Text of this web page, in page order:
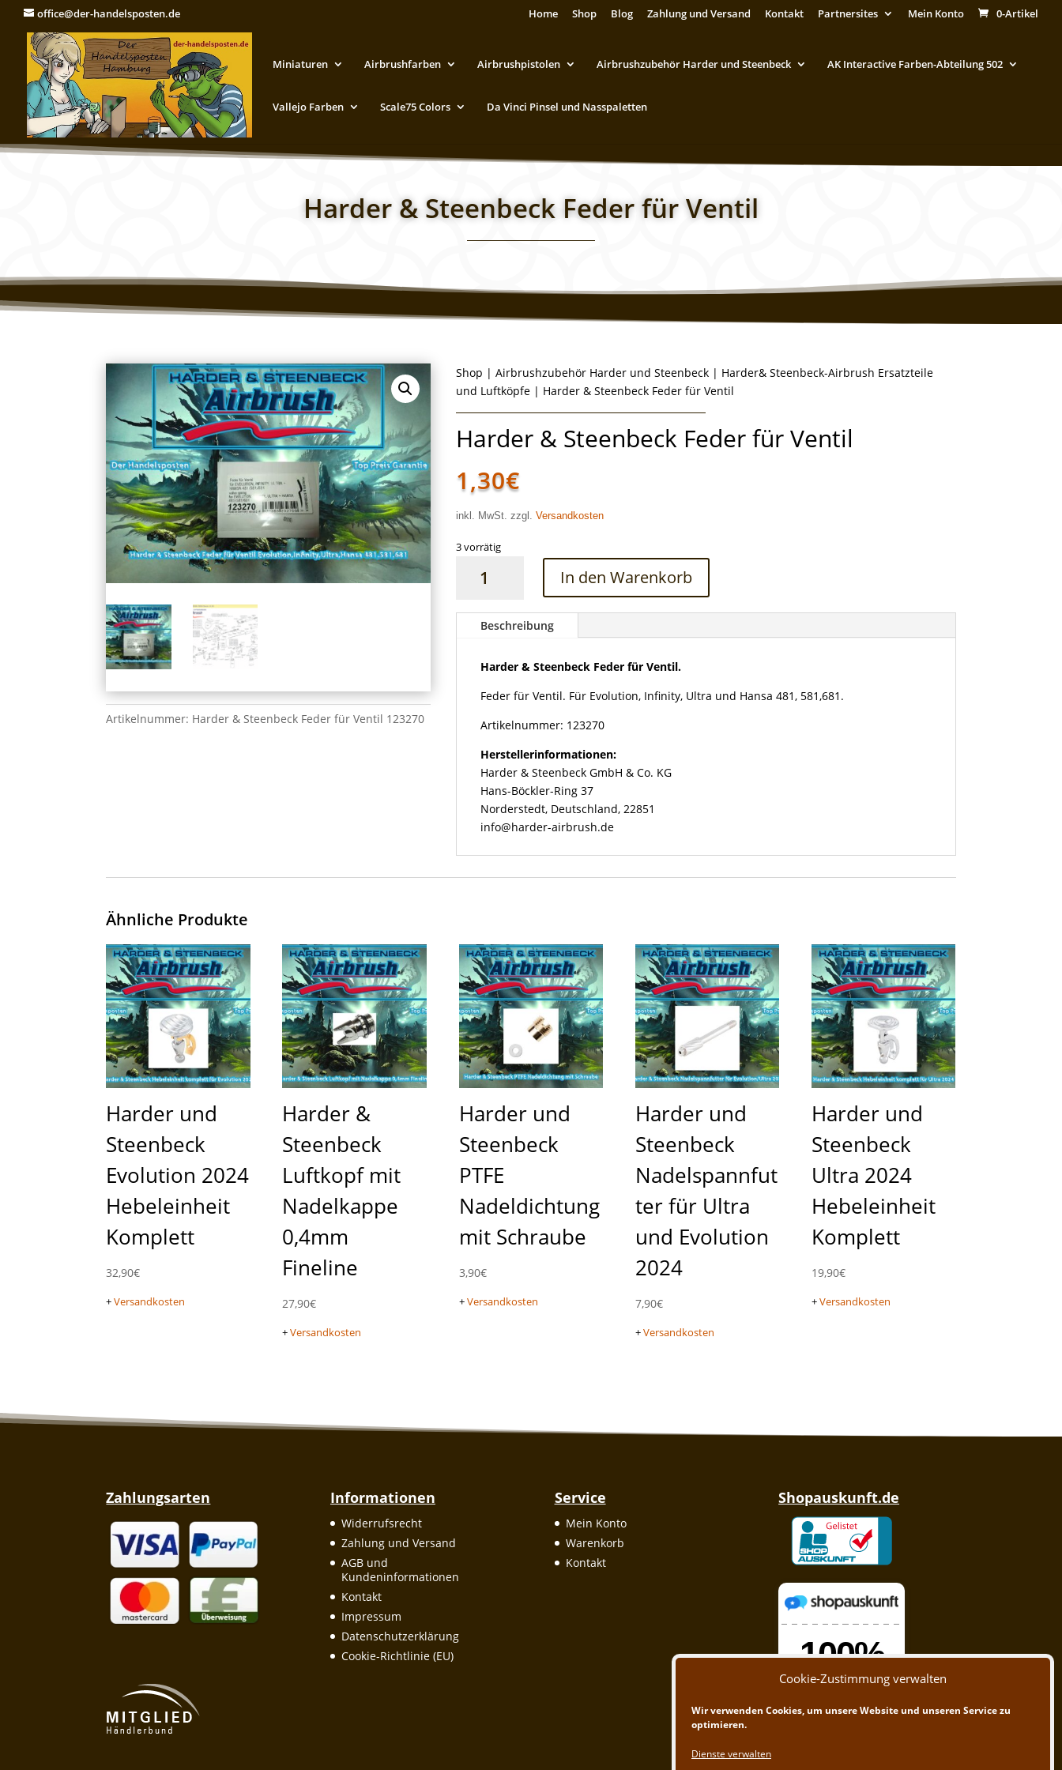
Cookie-Zustimmung verwalten
Wir verwenden Cookies, um unsere Website und unseren Service zu
optimieren.
Dienste verwalten
office@der-handelsposten.de Home Shop Blog Zahlung und Versand Kontakt Partnersites Mein Konto 0-Artikel
Miniaturen Airbrushfarben Airbrushpistolen Airbrushzubehör Harder und Steenbeck AK Interactive Farben-Abteilung 502
Vallejo Farben Scale75 Colors Da Vinci Pinsel und Nasspaletten
Harder & Steenbeck Feder für Ventil
Artikelnummer: Harder & Steenbeck Feder für Ventil 123270
Shop |Airbrushzubehör Harder und Steenbeck | Harder& Steenbeck-Airbrush Ersatzteile
und Luftköpfe | Harder & Steenbeck Feder für Ventil
Harder & Steenbeck Feder für Ventil
1,30€
inkl. MwSt. zzgl.Versandkosten
3 vorrätig
Feder
Menge
In den Warenkorb
Beschreibung
Harder & Steenbeck Feder für Ventil.
Feder für Ventil. Für Evolution, Infinity, Ultra und Hansa 481, 581,681.
Artikelnummer: 123270
Herstellerinformationen:
Harder & Steenbeck GmbH & Co. KG
Hans-Böckler-Ring 37
Norderstedt, Deutschland, 22851
info@harder-airbrush.de
Ähnliche Produkte
Harder und
Steenbeck
Evolution 2024
Hebeleinheit
Komplett
32,90€
+Versandkosten
Harder &
Steenbeck
Luftkopf mit
Nadelkappe
0,4mm
Fineline
27,90€
+Versandkosten
Harder und
Steenbeck
PTFE
Nadeldichtung
mit Schraube
3,90€
+Versandkosten
Harder und
Steenbeck
Nadelspannfut
ter für Ultra
und Evolution
2024
7,90€
+Versandkosten
Harder und
Steenbeck
Ultra 2024
Hebeleinheit
Komplett
19,90€
+Versandkosten
Zahlungsarten Informationen
Widerrufsrecht
Zahlung und Versand
AGB und
Kundeninformationen
Kontakt
Impressum
Datenschutzerklärung
Cookie-Richtlinie (EU)
Service
Mein Konto
Warenkorb
Kontakt
Shopauskunft.de